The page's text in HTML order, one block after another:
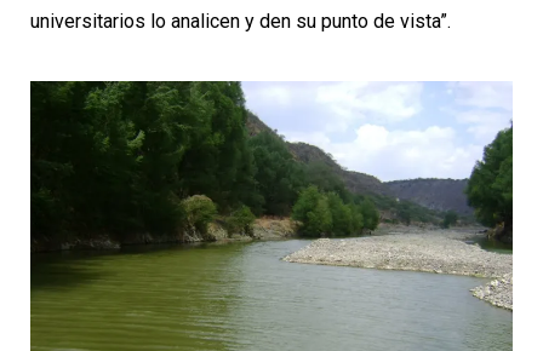
universitarios lo analicen y den su punto de vista”.